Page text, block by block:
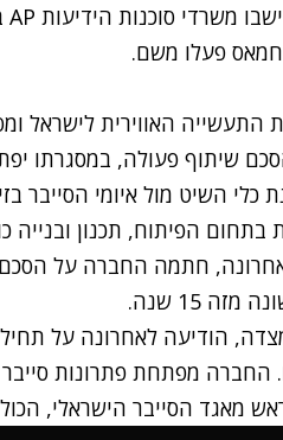
משרדי סוכנות הידיעות AP בעזה במהלך מבצע שומר החומות
חמאס פעלו משם.
האווירית לישראל
שיתוף פעולה, במסגרתו
השיט מול איומי הסייבר
חתמה החברה על
15 שנה.
הודיעה לאחרונה על
מפתחת פתרונות סייבר
מאגד הסייבר הישראלי,